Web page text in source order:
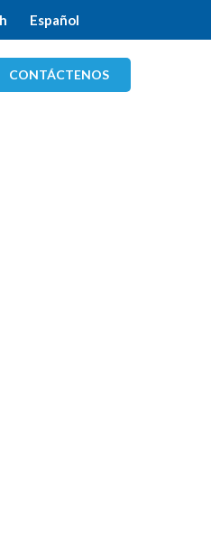
Español
CONTÁCTENOS